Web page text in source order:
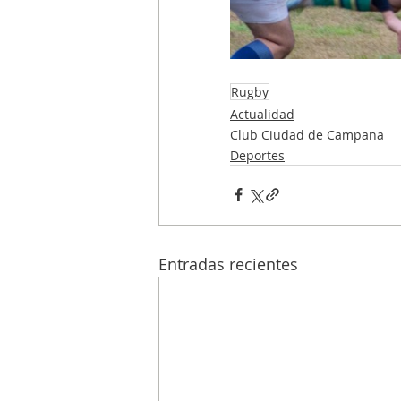
Rugby
Actualidad
Club Ciudad de Campana
Deportes
Entradas recientes